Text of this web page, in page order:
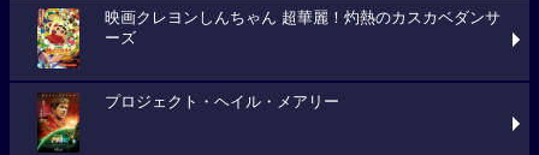
映画クレヨンしんちゃん 超華麗！灼熱のカスカベダンサ
ーズ
プロジェクト・ヘイル・メアリー